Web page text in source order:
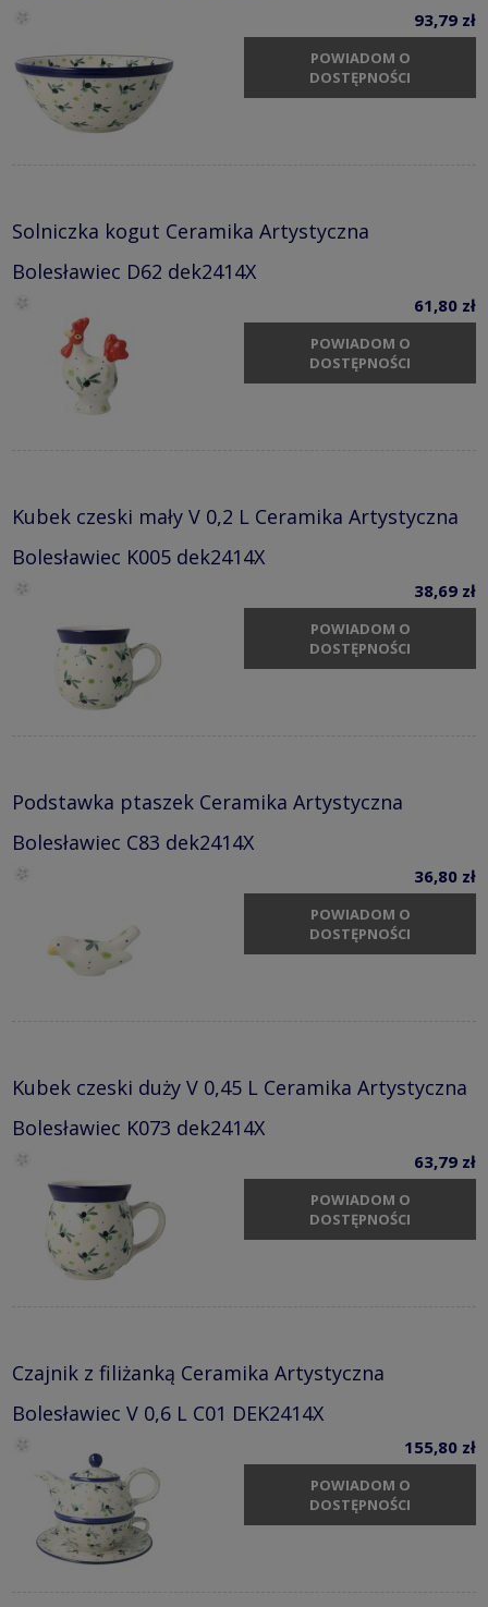
93,79 zł
POWIADOM O
DOSTĘPNOŚCI
Solniczka kogut Ceramika Artystyczna
Bolesławiec D62 dek2414X
61,80 zł
POWIADOM O
DOSTĘPNOŚCI
Kubek czeski mały V 0,2 L Ceramika Artystyczna
Bolesławiec K005 dek2414X
38,69 zł
POWIADOM O
DOSTĘPNOŚCI
Podstawka ptaszek Ceramika Artystyczna
Bolesławiec C83 dek2414X
36,80 zł
POWIADOM O
DOSTĘPNOŚCI
Kubek czeski duży V 0,45 L Ceramika Artystyczna
Bolesławiec K073 dek2414X
63,79 zł
POWIADOM O
DOSTĘPNOŚCI
Czajnik z filiżanką Ceramika Artystyczna
Bolesławiec V 0,6 L C01 DEK2414X
155,80 zł
POWIADOM O
DOSTĘPNOŚCI